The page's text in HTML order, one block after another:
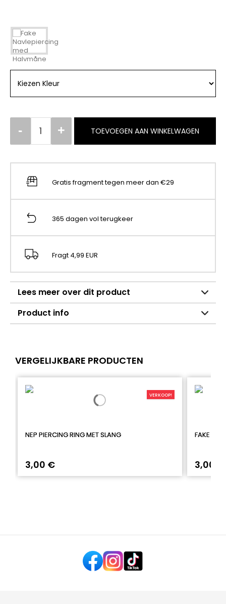
TOEVOEGEN AAN WINKELWAGEN
Gratis fragment tegen meer dan €29
365 dagen vol terugkeer
Fragt 4,99 EUR
Lees meer over dit product
Product info
VERGELIJKBARE PRODUCTEN
VERKOOP!
NEP PIERCING RING MET SLANG
3,00 €
FAKE
3,00 €